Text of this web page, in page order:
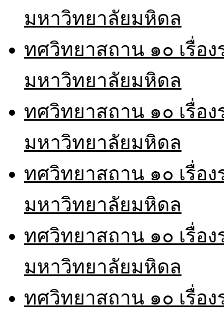
มหาวิทยาลัยมหิดล
ทศวิทยาสถาน ๑๐ เรื่อ
มหาวิทยาลัยมหิดล
ทศวิทยาสถาน ๑๐ เรื่อ
มหาวิทยาลัยมหิดล
ทศวิทยาสถาน ๑๐ เรื่อ
มหาวิทยาลัยมหิดล
ทศวิทยาสถาน ๑๐ เรื่อ
มหาวิทยาลัยมหิดล
ทศวิทยาสถาน ๑๐ เรื่อ